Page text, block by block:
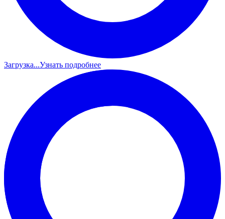
Загрузка...Узнать подробнее